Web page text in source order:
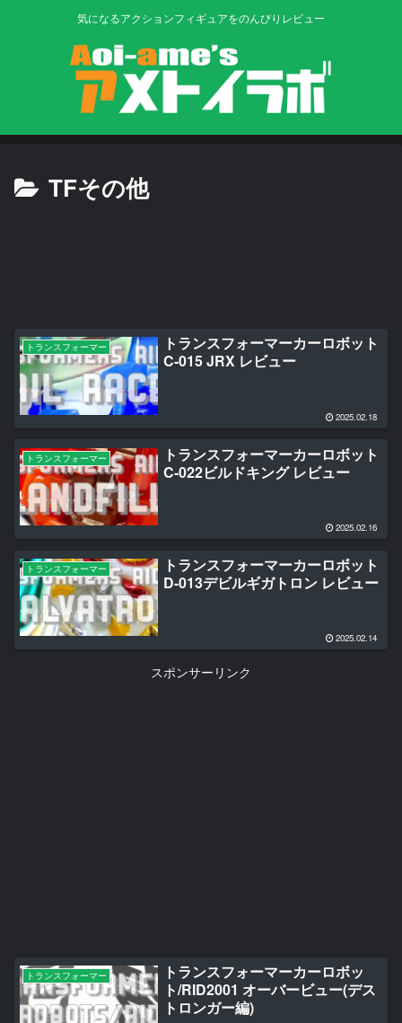
気になるアクションフィギュアをのんびりレビュー
TFその他
トランスフォーマー
トランスフォーマーカーロボット
C-015 JRX レビュー
2025.02.18
トランスフォーマー
トランスフォーマーカーロボット
C-022ビルドキング レビュー
2025.02.16
トランスフォーマー
トランスフォーマーカーロボット
D-013デビルギガトロン レビュー
2025.02.14
スポンサーリンク
トランスフォーマー
トランスフォーマーカーロボッ
ト/RID2001 オーバービュー(デス
トロンガー編)